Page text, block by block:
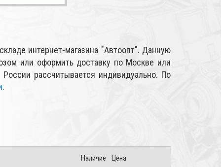
интернет-магазина "Автоопт". Данную
или оформить доставку по Москве или
рассчитывается индивидуально. По
.
Наличие Цена